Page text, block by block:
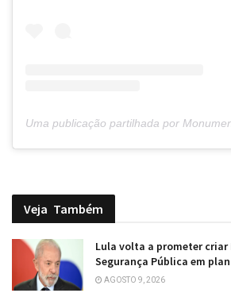
Veja Também
Lula volta a prometer
Segurança Pública em
AGOSTO 9, 2026